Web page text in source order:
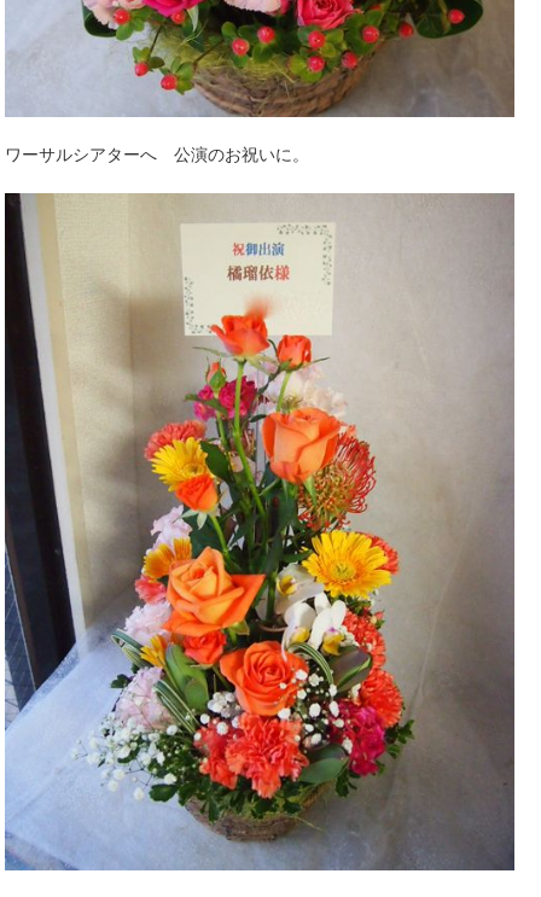
ワーサルシアターへ 公演のお祝いに。